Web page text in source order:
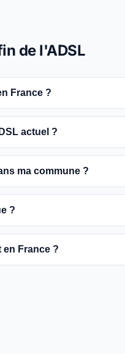
de l'ADSL
France ?
pour 2030. D'ici là, les
optique, plus rapides et
actuel ?
ADSL jusqu'à la date
de passer à la fibre
ma commune ?
selon les communes.
commune spécifique.
?
vérifier la disponibilité
proposent des
en France ?